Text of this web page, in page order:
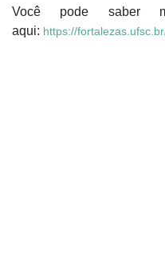
Você pode saber
aqui: https://